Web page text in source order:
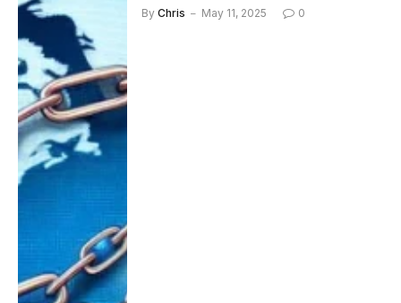
By Chris May 11, 2025 0